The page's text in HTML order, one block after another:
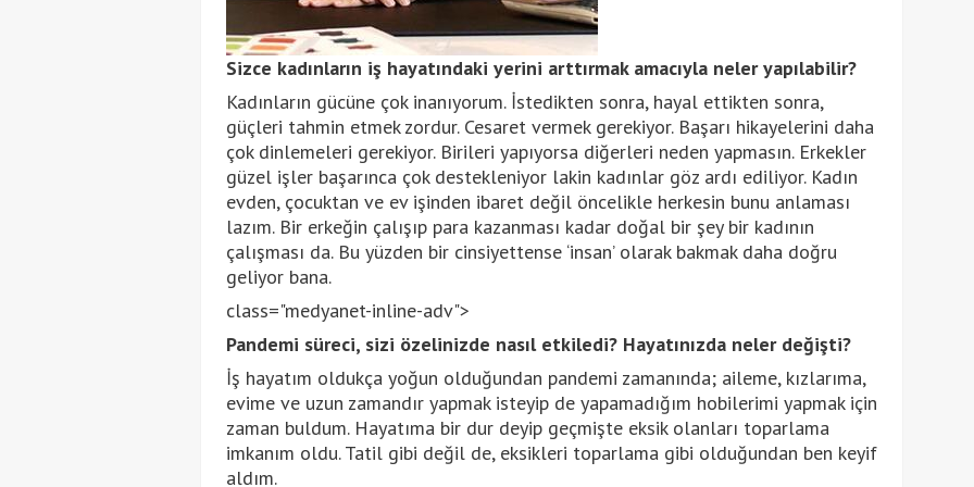
Sizce kadınların iş hayatındaki yerini arttırmak amacıyla neler yapılabilir?
Kadınların gücüne çok inanıyorum. İstedikten sonra, hayal ettikten sonra,
güçleri tahmin etmek zordur. Cesaret vermek gerekiyor. Başarı hikayelerini daha
çok dinlemeleri gerekiyor. Birileri yapıyorsa diğerleri neden yapmasın. Erkekler
güzel işler başarınca çok destekleniyor lakin kadınlar göz ardı ediliyor. Kadın
evden, çocuktan ve ev işinden ibaret değil öncelikle herkesin bunu anlaması
lazım. Bir erkeğin çalışıp para kazanması kadar doğal bir şey bir kadının
çalışması da. Bu yüzden bir cinsiyettense ‘insan’ olarak bakmak daha doğru
geliyor bana.
class="medyanet-inline-adv">
Pandemi süreci, sizi özelinizde nasıl etkiledi? Hayatınızda neler değişti?
İş hayatım oldukça yoğun olduğundan pandemi zamanında; aileme, kızlarıma,
evime ve uzun zamandır yapmak isteyip de yapamadığım hobilerimi yapmak için
zaman buldum. Hayatıma bir dur deyip geçmişte eksik olanları toparlama
imkanım oldu. Tatil gibi değil de, eksikleri toparlama gibi olduğundan ben keyif
aldım.